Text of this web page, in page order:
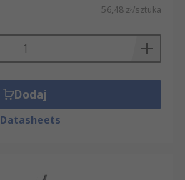
56,48 zł/sztuka
Dodaj
Datasheets